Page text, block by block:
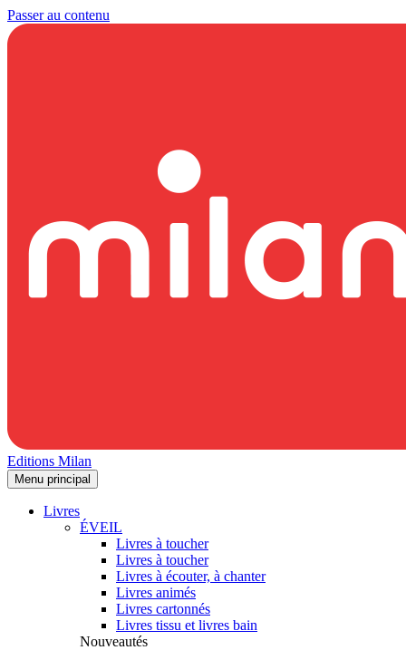
Passer au contenu
Editions Milan
Menu principal
Livres
ÉVEIL
Livres à toucher
Livres à toucher
Livres à écouter, à chanter
Livres animés
Livres cartonnés
Livres tissu et livres bain
Nouveautés